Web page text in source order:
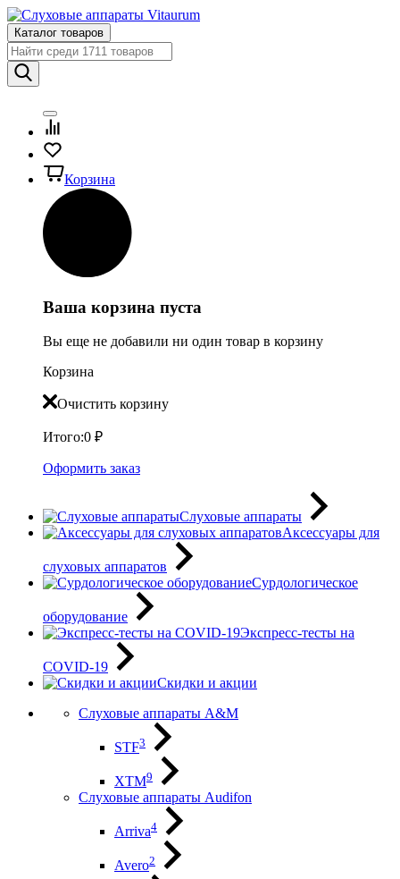
Каталог товаров
Корзина
Ваша корзина пуста
Вы еще не добавили ни один товар в корзину
Корзина
Очистить корзину
Итого:0 ₽
Оформить заказ
Слуховые аппараты
Аксессуары для
слуховых аппаратов
Сурдологическое
оборудование
Экспресс-тесты на
COVID-19
Скидки и акции
Слуховые аппараты A&M
STF3
XTM9
Слуховые аппараты Audifon
Arriva4
Avero2